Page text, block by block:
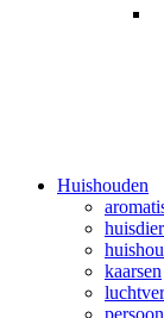
Huishouden
kaarsen